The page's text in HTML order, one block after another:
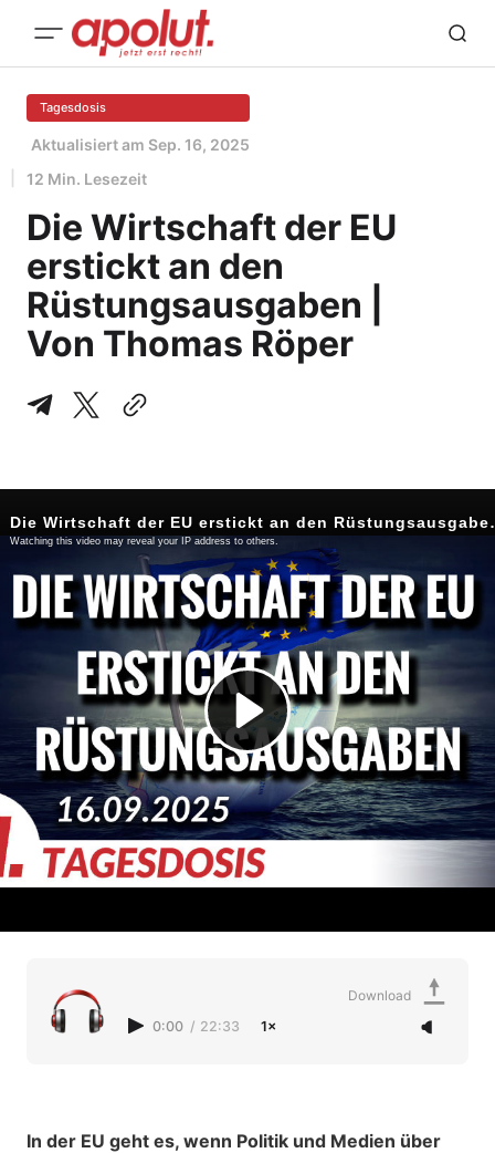
Tagesdosis
Aktualisiert am Sep. 16, 2025
12 Min. Lesezeit
Die Wirtschaft der EU
erstickt an den
Rüstungsausgaben |
Von Thomas Röper
0:00 / 22:33 1×
Download
In der EU geht es, wenn Politik und Medien über